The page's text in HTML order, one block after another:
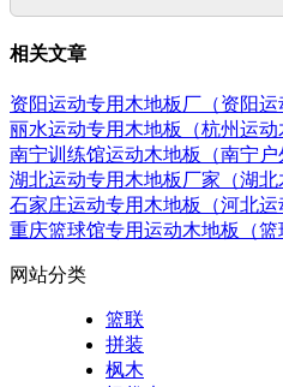
相关文章
资阳运动专用木地板厂（资阳运
丽水运动专用木地板（杭州运动
南宁训练馆运动木地板（南宁户
湖北运动专用木地板厂家（湖北
石家庄运动专用木地板（河北运
重庆篮球馆专用运动木地板（篮
网站分类
篮联
拼装
枫木